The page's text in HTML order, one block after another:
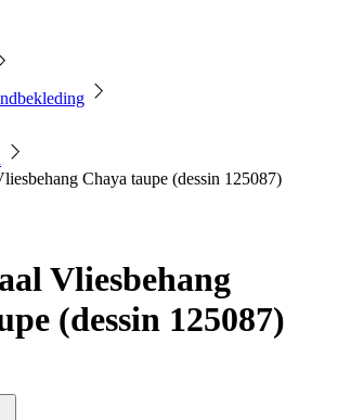
Chaya taupe (dessin 125087)
Vliesbehang
(dessin 125087)